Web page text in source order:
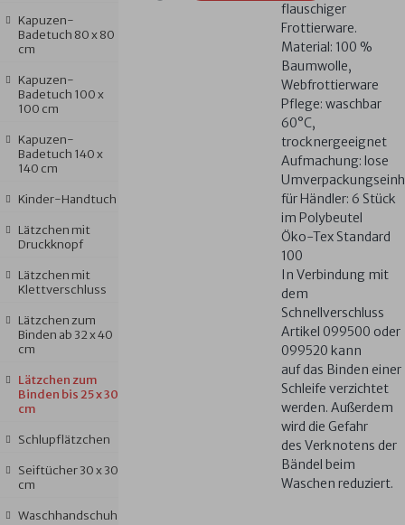
Kapuzen-
Badetuch 80 x 80
cm
Kapuzen-
Badetuch 100 x
100 cm
Kapuzen-
Badetuch 140 x
140 cm
Kinder-Handtuch
Lätzchen mit
Druckknopf
Lätzchen mit
Klettverschluss
Lätzchen zum
Binden ab 32 x 40
cm
Lätzchen zum
Binden bis 25 x 30
cm
Schlupflätzchen
Seiftücher 30 x 30
cm
Waschhandschuh
flauschiger
Frottierware.
Material: 100 %
Baumwolle,
Webfrottierware
Pflege: waschbar
60°C,
trocknergeeignet
Aufmachung: lose
für Händler: 6 Stück
im Polybeutel
Öko-Tex Standard
100
In Verbindung mit
dem
Schnellverschluss
Artikel 099500 oder
099520 kann
auf das Binden einer
Schleife verzichtet
werden. Außerdem
wird die Gefahr
des Verknotens der
Bändel beim
Waschen reduziert.